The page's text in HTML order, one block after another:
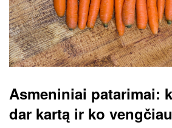
Asmeniniai patarimai:
dar kartą ir ko vengčiau